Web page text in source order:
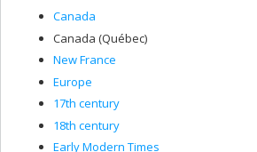
Canada
Canada (Québec)
New France
Europe
17th century
18th century
Early Modern Times